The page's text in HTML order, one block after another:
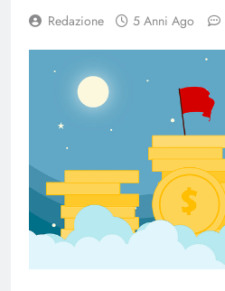
Redazione 5 Anni Ago